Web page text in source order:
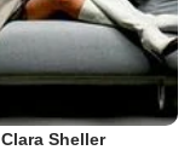
Clara Sheller